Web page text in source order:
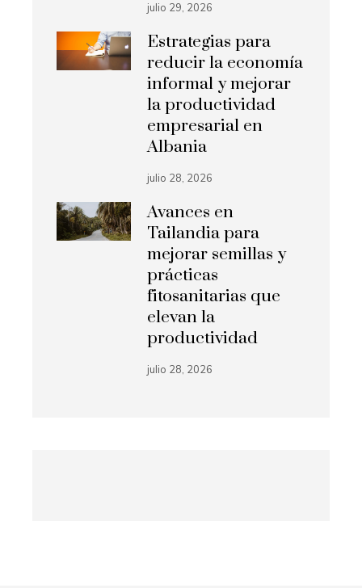
julio 29, 2026
Estrategias para
reducir la economía
informal y mejorar
la productividad
empresarial en
Albania
julio 28, 2026
Avances en
Tailandia para
mejorar semillas y
prácticas
fitosanitarias que
elevan la
productividad
julio 28, 2026